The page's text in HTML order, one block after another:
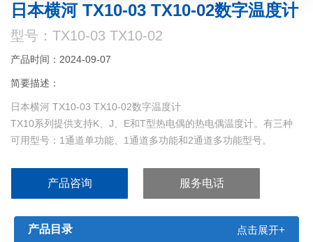
日本横河 TX10-03 TX10-02数字温度计
型号：TX10-03 TX10-02
产品时间：2024-09-07
简要描述：
日本横河 TX10-03 TX10-02数字温度计
TX10系列提供支持K、J、E和T型热电偶的热电偶温度计。有三种
可用型号：1通道单功能、1通道多功能和2通道多功能型号。
产品咨询 服务电话
产品目录 点击展开+